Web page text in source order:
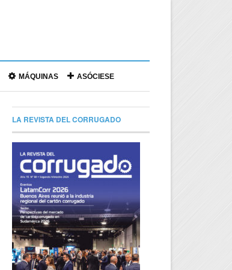
MÁQUINAS ASÓCIESE
LA REVISTA DEL CORRUGADO